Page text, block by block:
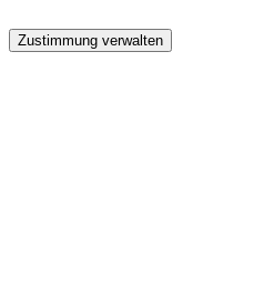
Zustimmung verwalten